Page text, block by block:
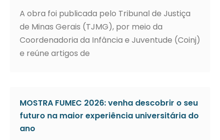
A obra foi publicada pelo Tribunal de Justiça
de Minas Gerais (TJMG), por meio da
Coordenadoria da Infância e Juventude (Coinj)
e reúne artigos de
MOSTRA FUMEC 2026: venha descobrir o seu
futuro na maior experiência universitária do
ano